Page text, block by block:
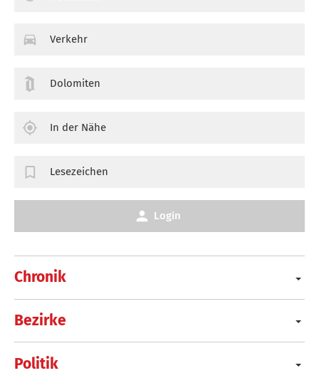
Chronik
Bezirke
Politik
Verkehr
Dolomiten
In der Nähe
Lesezeichen
Login